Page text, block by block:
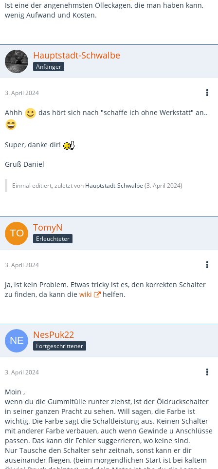
Ist eine der angenehmsten Ölleckagen, die man haben kann,
wenig Aufwand und Kosten.
Hauptstadt-Schwalbe
Anfänger
3. April 2024
Ahhh das hört sich nach "schaffe ich ohne Werkstatt" an..
Super, danke dir!
Gruß Daniel
Einmal editiert, zuletzt von Hauptstadt-Schwalbe (3. April 2024)
TomyN
Erleuchteter
3. April 2024
Ja, ist kein Problem. Etwas tricky ist es, den korrekten Schalter
zu finden, da kann die wiki helfen.
NesPuk22
Fortgeschrittener
3. April 2024
Moin ,
wenn du die Gummitülle runter ziehst, ist der Öldruckschalter
in seiner ganzen Pracht zu sehen. Will sagen, die Farbe ist
wichtig. Die Farbe sagt die Schaltleistung aus. Keinen Schalter
mit anderer Farbe verbauen, auch wenn Gewinde u Anschlüsse
passen. Das kann dir Fehler suggerrieren, wo keine sind.
Nur Tausche den Schalter sehr zeitnah, sonst kann er dir
auseinander fliegen, (beim morgendlichen Start ist bei kaltem